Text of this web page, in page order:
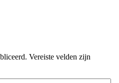
Vereiste velden zijn